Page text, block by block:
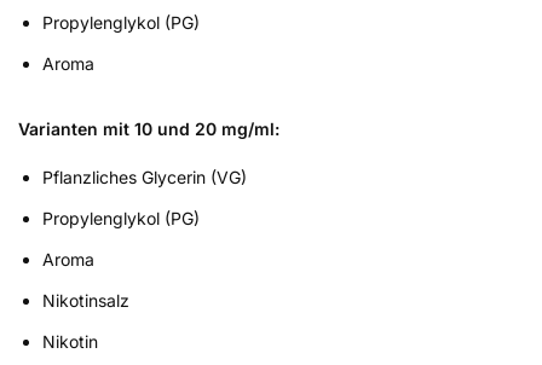
Propylenglykol (PG)
Aroma
Varianten mit 10 und 20 mg/ml:
Pflanzliches Glycerin (VG)
Propylenglykol (PG)
Aroma
Nikotinsalz
Nikotin